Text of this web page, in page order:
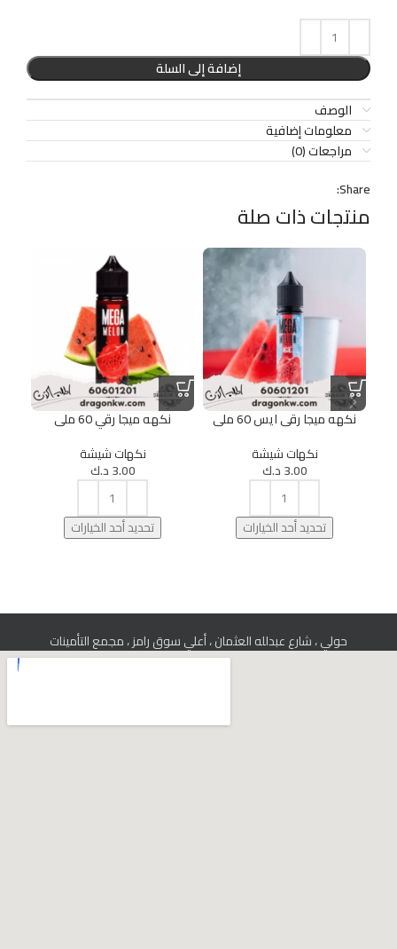
إضافة إلى السلة
الوصف
معلومات إضافية
مراجعات (0)
Share:
منتجات ذات صلة
نكهه ميجا رقى ايس 60 ملى
نكهات شيشة
3.00د.ك
تحديد أحد الخيارات
نكهه ميجا رقي 60 ملى
نكهات شيشة
3.00د.ك
تحديد أحد الخيارات
حولي ، شارع عبدلله العثمان ، أعلي سوق رامز ، مجمع التأمينات